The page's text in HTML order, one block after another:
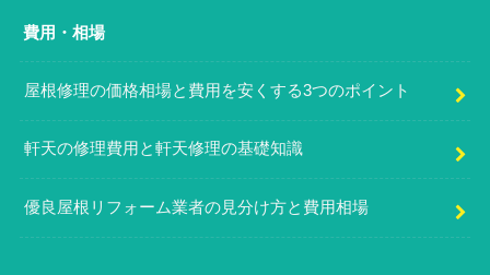
費用・相場
屋根修理の価格相場と費用を安くする3つのポイント
軒天の修理費用と軒天修理の基礎知識
優良屋根リフォーム業者の見分け方と費用相場